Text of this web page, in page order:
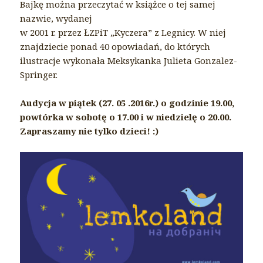
Bajkę można przeczytać w książce o tej samej
nazwie, wydanej
w 2001 r. przez ŁZPiT „Kyczera” z Legnicy. W niej
znajdziecie ponad 40 opowiadań, do których
ilustracje wykonała Meksykanka Julieta Gonzalez-
Springer.
Audycja w piątek (27. 05 .2016r.) o godzinie 19.00,
powtórka w sobotę o 17.00 i w niedzielę o 20.00.
Zapraszamy nie tylko dzieci! :)